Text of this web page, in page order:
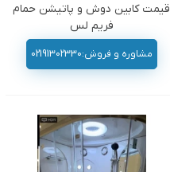
قیمت کابین دوش و پاتیشن حمام
فریم لس
مشاوره و فروش:02191302330